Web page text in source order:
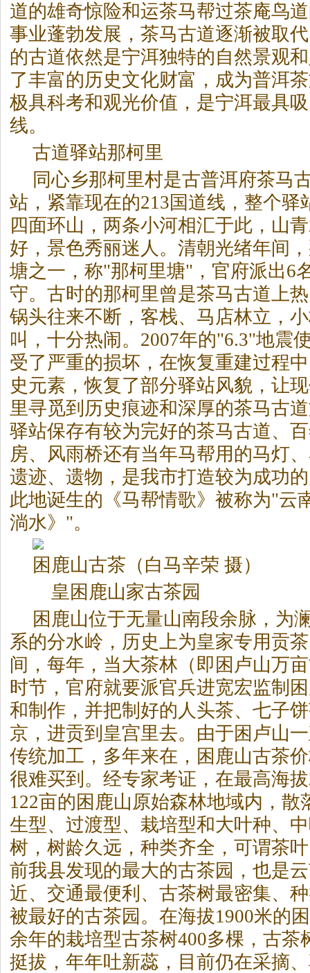
道的雄奇惊险和运茶马帮过茶庵鸟
事业蓬勃发展， 茶马古道逐渐被取
的古道依然是宁洱独特的自然景观
了丰富的历史文化财富，成为普洱茶
极具科考和观光价值，是宁洱最具
线。
古道驿站那柯里
同心乡那柯里村是古普洱府茶马
站，紧靠现在的213国道线，整个驿
四面环山，两条小河相汇于此，山
好，景色秀丽迷人。清朝光绪年间
塘之一，称"那柯里塘"，官府派出6
守。古时的那柯里曾是茶马古道上
锅头往来不断，客栈、马店林立，
叫，十分热闹。2007年的"6.3"地震
受了严重的损坏，在恢复重建过程
史元素，恢复了部分驿站风貌，让
里寻觅到历史痕迹和深厚的茶马古
驿站保存有较为完好的茶马古道、
房、风雨桥还有当年马帮用的马灯
遗迹、遗物，是我市打造较为成功
此地诞生的《马帮情歌》被称为"云
淌水》"。
困鹿山古茶 （白马辛荣 摄）
皇困鹿山家古茶园
困鹿山位于无量山南段余脉，为
系的分水岭，历史上为皇家专用贡茶
间，每年，当大茶林（即困卢山万
时节，官府就要派官兵进宽宏监制
和制作，并把制好的人头茶、七子饼
京，进贡到皇宫里去。由于困卢山
传统加工，多年来在，困鹿山古茶
很难买到。经专家考证，在最高海
122亩的困鹿山原始森林地域内，散
生型、过渡型、栽培型和大叶种、
树，树龄久远，种类齐全，可谓茶
前我县发现的最大的古茶园，也是
近、交通最便利、古茶树最密集、
被最好的古茶园。在海拔1900米的
余年的栽培型古茶树400多棵，古茶
挺拔，年年吐新蕊，目前仍在采摘